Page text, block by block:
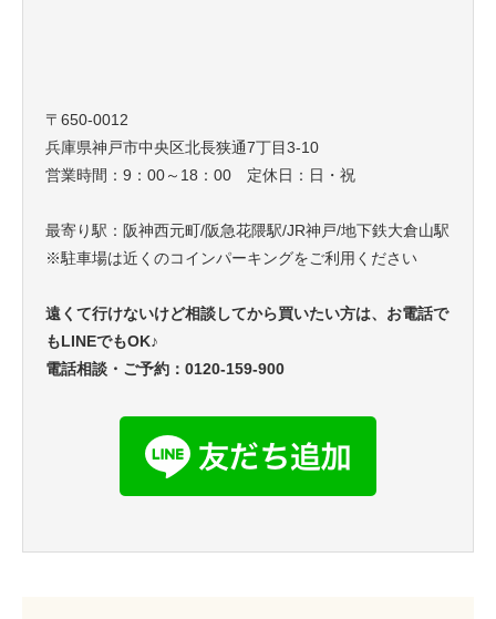
〒650-0012
兵庫県神戸市中央区北長狭通7丁目3-10
営業時間：9：00～18：00 定休日：日・祝
最寄り駅：阪神西元町/阪急花隈駅/JR神戸/地下鉄大倉山駅
※駐車場は近くのコインパーキングをご利用ください
遠くて行けないけど相談してから買いたい方は、お電話で
もLINEでもOK♪
電話相談・ご予約：0120-159-900